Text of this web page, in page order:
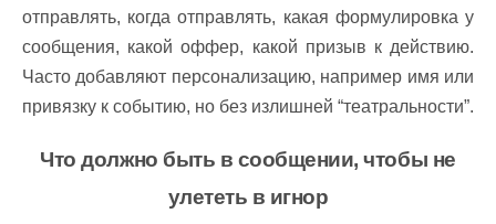
отправлять, когда отправлять, какая формулировка у
сообщения, какой оффер, какой призыв к действию.
Часто добавляют персонализацию, например имя или
привязку к событию, но без излишней “театральности”.
Что должно быть в сообщении, чтобы не
улететь в игнор